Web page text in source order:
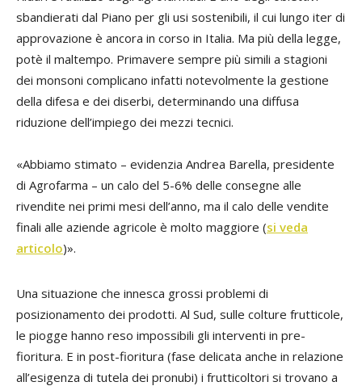
sbandierati dal Piano per gli usi sostenibili, il cui lungo iter di
approvazione è ancora in corso in Italia. Ma più della legge,
potè il maltempo. Primavere sempre più simili a stagioni
dei monsoni complicano infatti notevolmente la gestione
della difesa e dei diserbi, determinando una diffusa
riduzione dell’impiego dei mezzi tecnici.
«Abbiamo stimato – evidenzia Andrea Barella, presidente
di Agrofarma – un calo del 5-6% delle consegne alle
rivendite nei primi mesi dell’anno, ma il calo delle vendite
finali alle aziende agricole è molto maggiore (si veda
articolo)».
Una situazione che innesca grossi problemi di
posizionamento dei prodotti. Al Sud, sulle colture frutticole,
le piogge hanno reso impossibili gli interventi in pre-
fioritura. E in post-fioritura (fase delicata anche in relazione
all’esigenza di tutela dei pronubi) i frutticoltori si trovano a